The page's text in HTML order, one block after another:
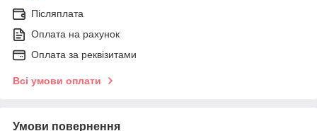
Післяплата
Оплата на рахунок
Оплата за реквізитами
Всі умови оплати
Умови повернення